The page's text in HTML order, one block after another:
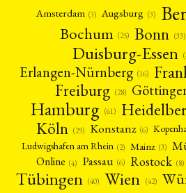
Amsterdam (3) Augsburg (3)
Bochum (25) Bonn (33)
Duisburg-Essen
Erlangen-Nürnberg (16)
Freiburg (28)
Hamburg (61)
Köln (29) Konstanz (6)
Ludwigshafen am Rhein (2) Mainz (3)
Online (4) Passau (6) Rostock (8)
Tübingen (40) Wien (42)